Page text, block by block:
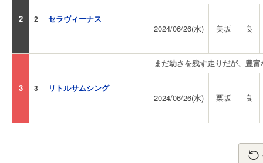
2 2 セラヴィーナス
2024/06/26(水) 美坂 良
3 3 リトルサムシング
まだ幼さを残す走りだが、豊
2024/06/26(水) 栗坂 良